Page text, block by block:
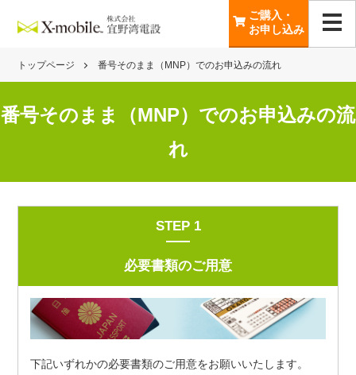
ご購入・
お申し込み
トップページ 番号そのまま（MNP）でのお申込みの流れ
番号そのまま（MNP）でのお申込みの流
れ
STEP 1
必要書類のご用意
下記いずれかの必要書類のご用意をお願いいたします。